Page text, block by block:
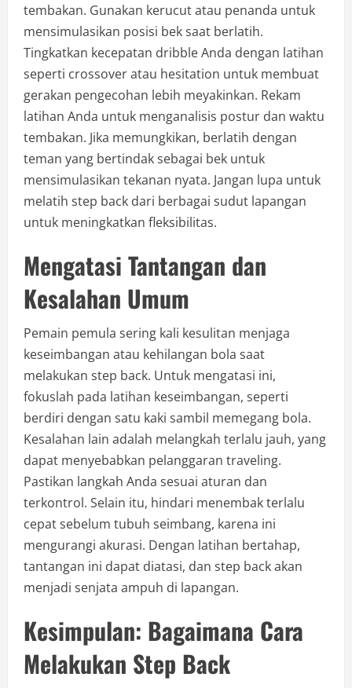
tembakan. Gunakan kerucut atau penanda untuk
mensimulasikan posisi bek saat berlatih.
Tingkatkan kecepatan dribble Anda dengan latihan
seperti crossover atau hesitation untuk membuat
gerakan pengecohan lebih meyakinkan. Rekam
latihan Anda untuk menganalisis postur dan waktu
tembakan. Jika memungkikan, berlatih dengan
teman yang bertindak sebagai bek untuk
mensimulasikan tekanan nyata. Jangan lupa untuk
melatih step back dari berbagai sudut lapangan
untuk meningkatkan fleksibilitas.
Mengatasi Tantangan dan
Kesalahan Umum
Pemain pemula sering kali kesulitan menjaga
keseimbangan atau kehilangan bola saat
melakukan step back. Untuk mengatasi ini,
fokuslah pada latihan keseimbangan, seperti
berdiri dengan satu kaki sambil memegang bola.
Kesalahan lain adalah melangkah terlalu jauh, yang
dapat menyebabkan pelanggaran traveling.
Pastikan langkah Anda sesuai aturan dan
terkontrol. Selain itu, hindari menembak terlalu
cepat sebelum tubuh seimbang, karena ini
mengurangi akurasi. Dengan latihan bertahap,
tantangan ini dapat diatasi, dan step back akan
menjadi senjata ampuh di lapangan.
Kesimpulan: Bagaimana Cara
Melakukan Step Back